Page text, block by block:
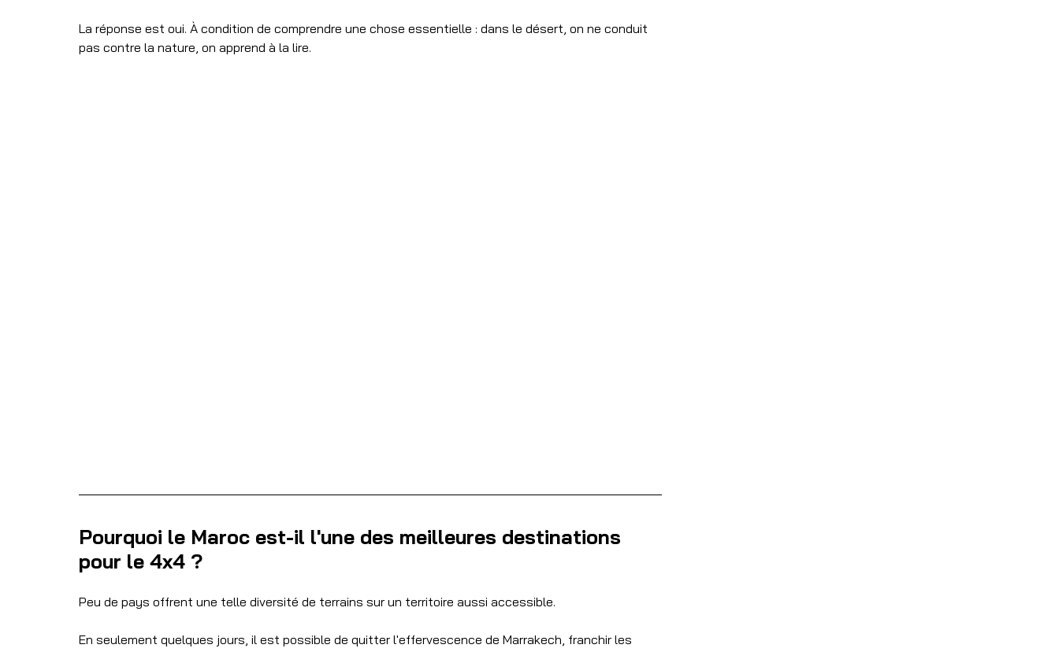
La réponse est oui. À condition de comprendre une chose essentielle : dans le désert, on ne conduit
pas contre la nature, on apprend à la lire.
Pourquoi le Maroc est-il l'une des meilleures destinations
pour le 4x4 ?
Peu de pays offrent une telle diversité de terrains sur un territoire aussi accessible.
En seulement quelques jours, il est possible de quitter l'effervescence de Marrakech, franchir les